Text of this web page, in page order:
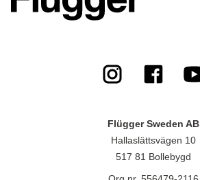
Flügger Sweden AB
Hallaslättsvägen 10
517 81 Bollebygd